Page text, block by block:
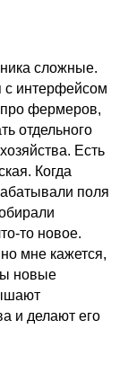
сложные.
с интерфейсом
про фермеров,
отдельного
Есть
Когда
поля
то новое.
мне кажется,
новые
и делают его